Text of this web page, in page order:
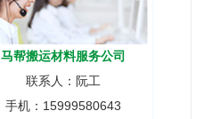
马帮搬运材料服务公司
联系人：阮工
手机：15999580643